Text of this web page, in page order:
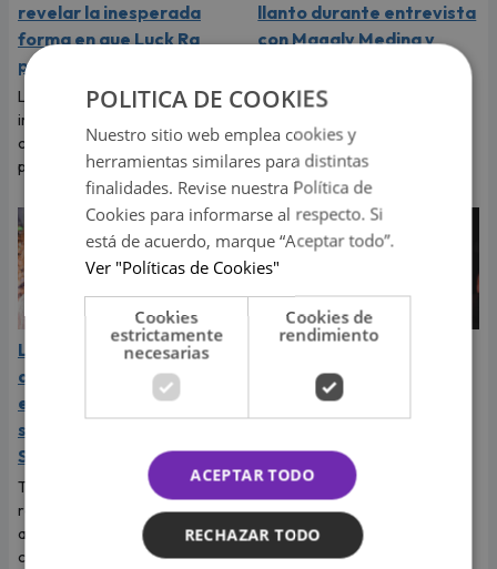
revelar la inesperada
forma en que Luck Ra
puso fin a su romance
La cantante reveló que llegó a
imaginar su boda, pero el
cantante tenía otros planes
para ese viaje.
llanto durante entrevista
con Magaly Medina y
Tras denunciar al director
Saldaña habló con Magaly
Medina y le contó todo.
La Bella Luz: cantantes
de la agrupación
expresaron su apoyo y
solidaridad con Naldy
Saldaña
Tras la fuerte denuncia que
realizó su excompañera y
amiga Naldy Saldaña, los
cantantes de La Bella Luz
Málaga y más salseras
respaldan a Naldy
Tras la denuncia de
tocamientos indebidos que
reveló la cantante Naldy
Saldaña, las salseras se
pronunciaron y expresaron
POLITICA DE COOKIES
Nuestro sitio web emplea cookies y
herramientas similares para distintas
finalidades. Revise nuestra Política de
Cookies para informarse al respecto. Si
está de acuerdo, marque “Aceptar todo”.
Ver "Políticas de Cookies"
Cookies
estrictamente
necesarias
Cookies de
rendimiento
ACEPTAR TODO
RECHAZAR TODO